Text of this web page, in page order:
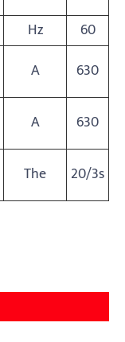
Hz 60
A
630
A
630
The 20/3s